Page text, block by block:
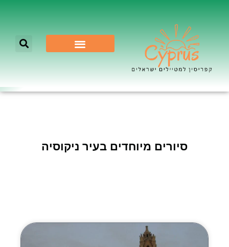
סיורים מיוחדים בעיר ניקוסיה